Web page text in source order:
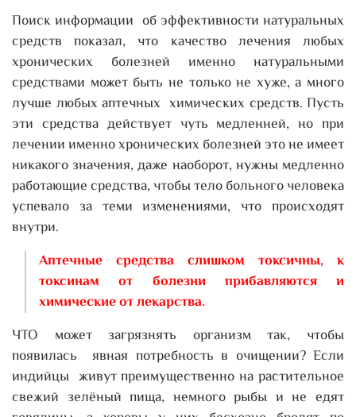
Поиск информации об эффективности натуральных
средств показал, что качество лечения любых
хронических болезней именно натуральными
средствами может быть не только не хуже, а много
лучше любых аптечных химических средств. Пусть
эти средства действует чуть медленней, но при
лечении именно хронических болезней это не имеет
никакого значения, даже наоборот, нужны медленно
работающие средства, чтобы тело больного человека
успевало за теми изменениями, что происходят
внутри.
Аптечные средства слишком токсичны, к
токсинам от болезни прибавляются и
химические от лекарства.
ЧТО может загрязнять организм так, чтобы
появилась явная потребность в очищении? Если
индийцы живут преимущественно на растительное
свежий зелёный пища, немного рыбы и не едят